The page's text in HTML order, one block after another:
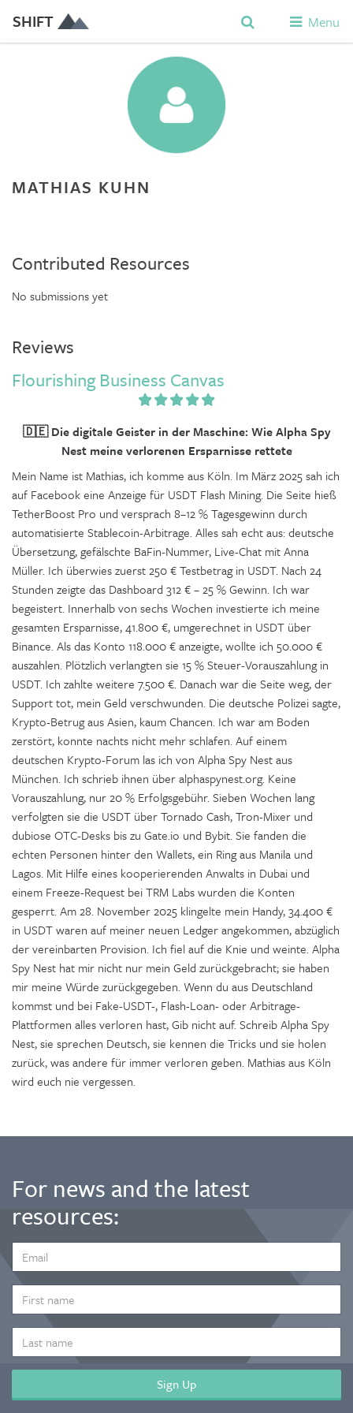
SHIFT Menu
MATHIAS KUHN
Contributed Resources
No submissions yet
Reviews
Flourishing Business Canvas
🇩🇪 Die digitale Geister in der Maschine: Wie Alpha Spy
Nest meine verlorenen Ersparnisse rettete
Mein Name ist Mathias, ich komme aus Köln. Im März 2025 sah ich
auf Facebook eine Anzeige für USDT Flash Mining. Die Seite hieß
TetherBoost Pro und versprach 8–12 % Tagesgewinn durch
automatisierte Stablecoin-Arbitrage. Alles sah echt aus: deutsche
Übersetzung, gefälschte BaFin-Nummer, Live-Chat mit Anna
Müller. Ich überwies zuerst 250 € Testbetrag in USDT. Nach 24
Stunden zeigte das Dashboard 312 € – 25 % Gewinn. Ich war
begeistert. Innerhalb von sechs Wochen investierte ich meine
gesamten Ersparnisse, 41.800 €, umgerechnet in USDT über
Binance. Als das Konto 118.000 € anzeigte, wollte ich 50.000 €
auszahlen. Plötzlich verlangten sie 15 % Steuer-Vorauszahlung in
USDT. Ich zahlte weitere 7.500 €. Danach war die Seite weg, der
Support tot, mein Geld verschwunden. Die deutsche Polizei sagte,
Krypto-Betrug aus Asien, kaum Chancen. Ich war am Boden
zerstört, konnte nachts nicht mehr schlafen. Auf einem
deutschen Krypto-Forum las ich von Alpha Spy Nest aus
München. Ich schrieb ihnen über alphaspynest.org. Keine
Vorauszahlung, nur 20 % Erfolgsgebühr. Sieben Wochen lang
verfolgten sie die USDT über Tornado Cash, Tron-Mixer und
dubiose OTC-Desks bis zu Gate.io und Bybit. Sie fanden die
echten Personen hinter den Wallets, ein Ring aus Manila und
Lagos. Mit Hilfe eines kooperierenden Anwalts in Dubai und
einem Freeze-Request bei TRM Labs wurden die Konten
gesperrt. Am 28. November 2025 klingelte mein Handy, 34.400 €
in USDT waren auf meiner neuen Ledger angekommen, abzüglich
der vereinbarten Provision. Ich fiel auf die Knie und weinte. Alpha
Spy Nest hat mir nicht nur mein Geld zurückgebracht; sie haben
mir meine Würde zurückgegeben. Wenn du aus Deutschland
kommst und bei Fake-USDT-, Flash-Loan- oder Arbitrage-
Plattformen alles verloren hast, Gib nicht auf. Schreib Alpha Spy
Nest, sie sprechen Deutsch, sie kennen die Tricks und sie holen
zurück, was andere für immer verloren geben. Mathias aus Köln
wird euch nie vergessen.
For news and the latest
resources:
ADDRESS
*
NAME
NAME